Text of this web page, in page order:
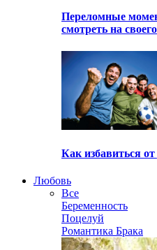
Переломные
смотреть на
Как избавиться
Любовь
Все
Беременность
Поцелуй
Романтика Брака